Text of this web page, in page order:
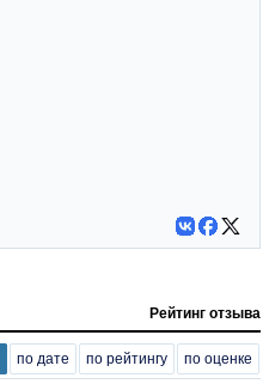
Рейтинг отзыва
по дате по рейтингу по оценке